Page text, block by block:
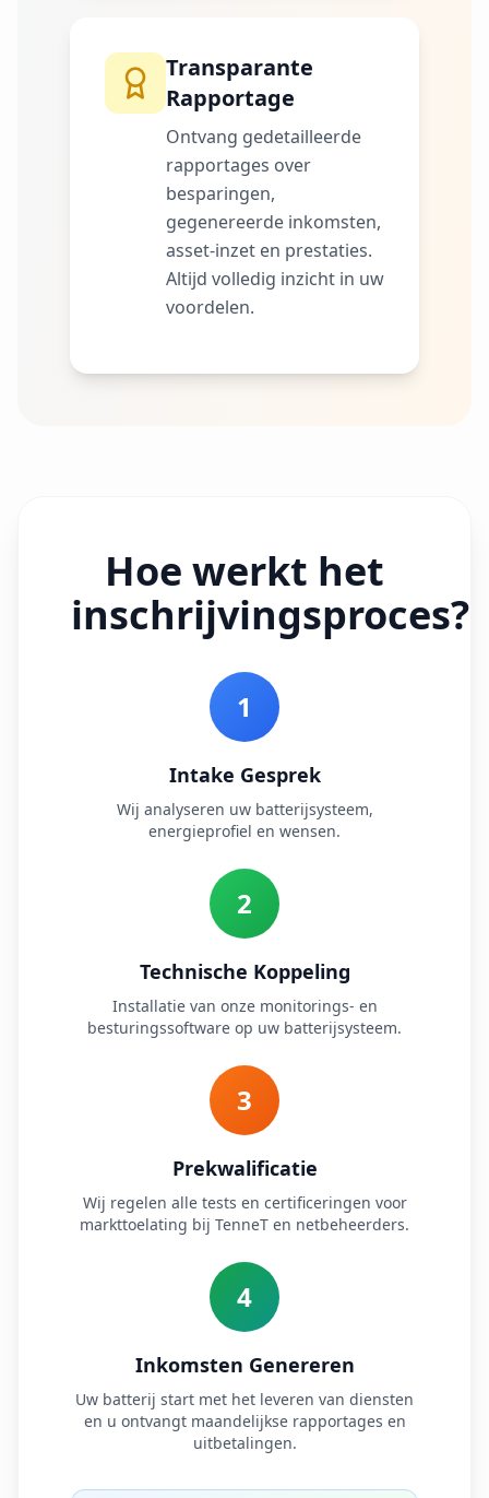
Transparante
Rapportage
Ontvang gedetailleerde
rapportages over
besparingen,
gegenereerde inkomsten,
asset-inzet en prestaties.
Altijd volledig inzicht in uw
voordelen.
Hoe werkt het
inschrijvingsproces?
1
Intake Gesprek
Wij analyseren uw batterijsysteem,
energieprofiel en wensen.
2
Technische Koppeling
Installatie van onze monitorings- en
besturingssoftware op uw batterijsysteem.
3
Prekwalificatie
Wij regelen alle tests en certificeringen voor
markttoelating bij TenneT en netbeheerders.
4
Inkomsten Genereren
Uw batterij start met het leveren van diensten
en u ontvangt maandelijkse rapportages en
uitbetalingen.